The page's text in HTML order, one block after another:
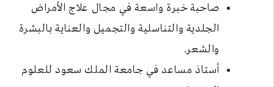
صاحبة خبرة واسعة في مجال علاج الأمراض
الجلدية والتناسلية والتجميل والعناية بالبشرة
والشعر.
أستاذ مساعد في جامعة الملك سعود للعلوم